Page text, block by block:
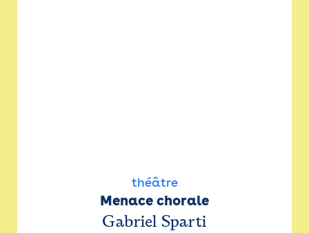
théâtre
Menace chorale
Gabriel Sparti